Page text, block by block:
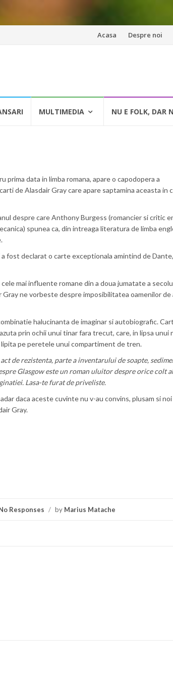
Skip
Acasa Despre noi
MULTIMEDIA NU E FOLK, DAR
prima data in limba romana, apare o capodopera a
de Alasdair Gray care apare saptamina aceasta in
despre care Anthony Burgess (romancier si critic
spunea ca, din intreaga literatura de limba
fost declarat o carte exceptionala amintind de
mai influente romane din a doua jumatate a
ne vorbeste despre imposibilitatea oamenilor de
halucinanta de imaginar si autobiografic.
prin ochii unui tinar fara trecut, care, in lipsa unui
pe peretele unui compartiment de tren.
de rezistenta, parte a inventarului de soapte,
Glasgow este un roman uluitor despre orice colt
Lasa-te furat de priveliste.
daca aceste cuvinte nu v-au convins, plusam si noi
Gray.
Responses / by Marius Matache